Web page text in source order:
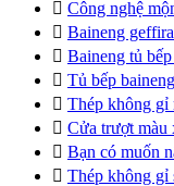
 Công nghệ
 Baineng
 Baineng tủ
 Tủ bếp baineng
 Thép không gỉ
 Cửa trượt màu
 Bạn có muốn
 Thép không gỉ